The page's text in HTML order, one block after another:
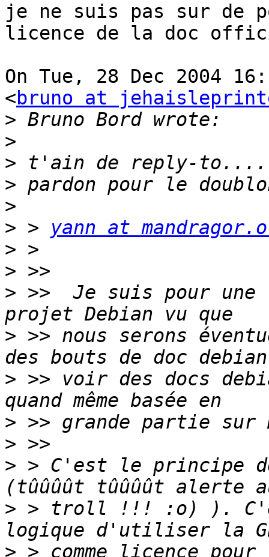
je ne suis pas sur de
licence de la doc
On Tue, 28 Dec 2004
<bruno at
>
>
>
>
>
> > yann at
>
>
> >>  Je suis pour une
> >> nous serons
> >> voir des docs
>
>
> > C'est le principe
> > troll !!! :o) ).
> > comme licence